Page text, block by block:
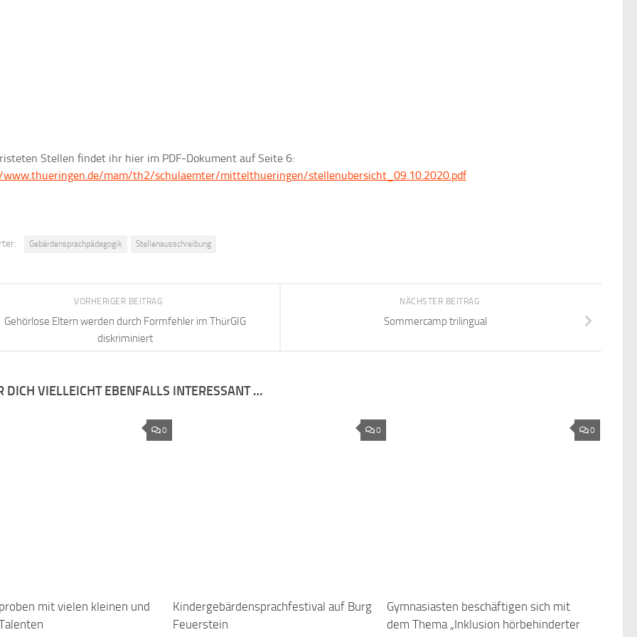
Stellen findet ihr hier im PDF-Dokument auf Seite 6:
mam/th2/schulaemter/mittelthueringen/stellenubersicht_09.10.2020.pdf
Gebärdensprachpädagogik Stellenausschreibung
NÄCHSTER BEITRAG
Sommercamp trilingual
VORHERIGER BEITRAG
Gehörlose Eltern werden durch Formfehler im ThürGIG
diskriminiert
DICH VIELLEICHT EBENFALLS INTERESSANT …
0
mit vielen kleinen und
0
Kindergebärdensprachfestival auf Burg
Feuerstein
0
Gymnasiasten beschäftigen sich mit
dem Thema „Inklusion hörbehinderter